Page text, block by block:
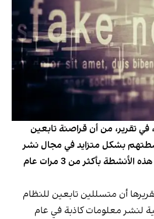
تقرير، من أن قراصنة تابعين
بشكل متزايد في مجال نشر
المعلومات الكاذبة، وزادوا هذه الأنشطة بأكثر من 3 مرات عام
أن متسللين تابعين للنظام
شاركوا في 24 عملية لنشر معلومات كاذبة في عام